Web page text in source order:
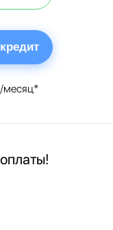
месяц*